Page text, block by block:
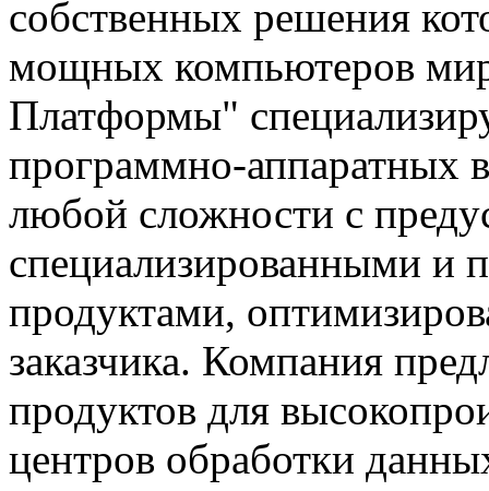
собственных решения
мощных компьютеров
Платформы"
программно-аппаратных
любой сложности с
специализированными
продуктами,
заказчика. Компания
продуктов для
центров обработки